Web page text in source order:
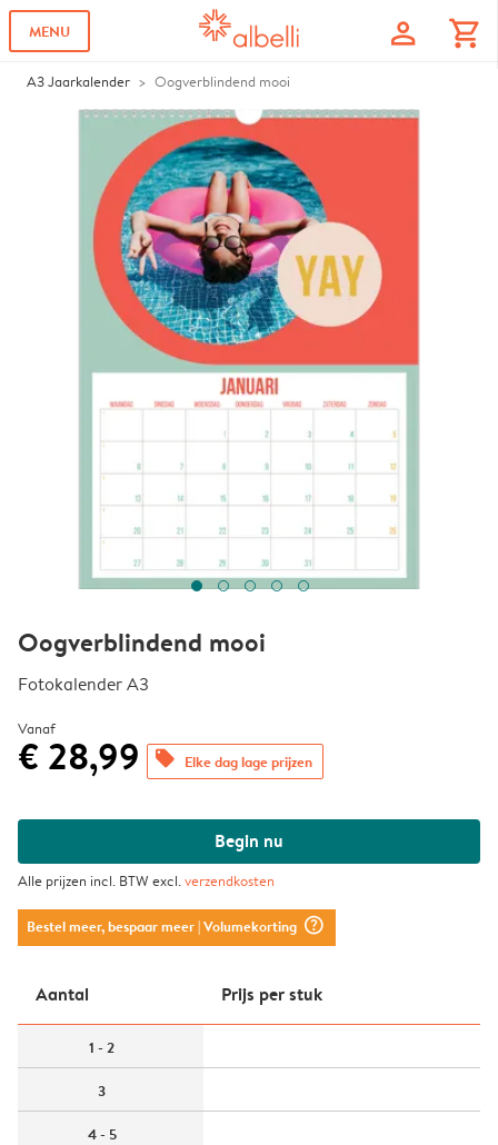
MENU profile shopping_cart
A3 Jaarkalender Oogverblindend mooi
Oogverblindend mooi
Fotokalender A3
Vanaf
€ 28,99 offers Elke dag lage prijzen
Begin nu
Alle prijzen incl. BTW excl.verzendkosten
Bestel meer, bespaar meer| Volumekorting question_mark_circle
Aantal Prijs per stuk
1 - 2
3
4 - 5